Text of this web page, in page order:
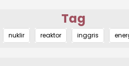
Tag
nuklir reaktor inggris